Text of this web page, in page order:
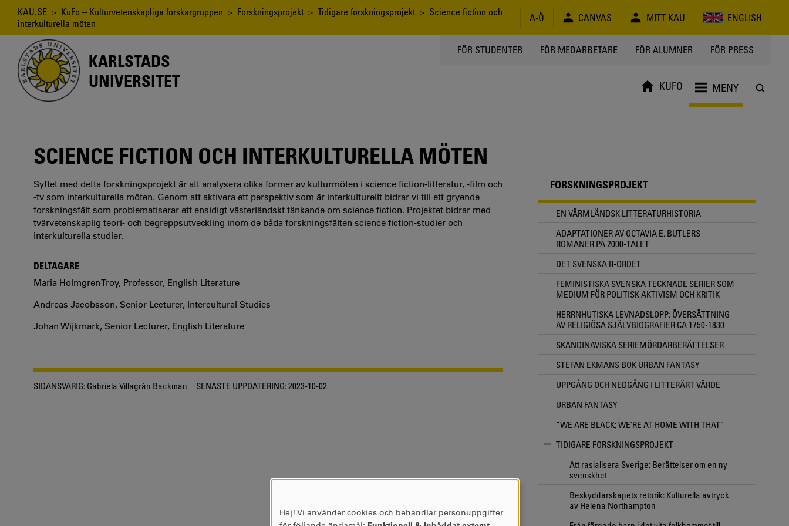
Hoppa
huvudinnehåll
Länkstig
KAU.SE > KuFo – Kulturvetenskapliga forskargruppen > Forskningsprojekt > Tidigare forskningsprojekt > Science fiction och
interkulturella möten
A-Ö CANVAS MITT KAU ENGLISH
KARLSTADS
UNIVERSITET
TOPPMENY
FÖR STUDENTER FÖR MEDARBETARE FÖR ALUMNER FÖR PRESS
KUFO MENY
SCIENCE FICTION OCH INTERKULTURELLA MÖTEN
Syftet med detta forskningsprojekt är att analysera olika former av kulturmöten i science fiction-litteratur, -film och
-tv som interkulturella möten. Genom att aktivera ett perspektiv som är interkulturellt bidrar vi till ett gryende
forskningsfält som problematiserar ett ensidigt västerländskt tänkande om science fiction. Projektet bidrar med
tvärvetenskaplig teori- och begreppsutveckling inom de båda forskningsfälten science fiction-studier och
interkulturella studier.
DELTAGARE
Maria Holmgren Troy, Professor, English Literature
Andreas Jacobsson, Senior Lecturer, Intercultural Studies
Johan Wijkmark, Senior Lecturer, English Literature
SIDANSVARIG: Gabriela Villagrán Backman SENASTE UPPDATERING:2023-10-02
FORSKNINGSPROJEKT
EN VÄRMLÄNDSK LITTERATURHISTORIA
ADAPTATIONER AV OCTAVIA E. BUTLERS
ROMANER PÅ 2000-TALET
DET SVENSKA R-ORDET
FEMINISTISKA SVENSKA TECKNADE SERIER SOM
MEDIUM FÖR POLITISK AKTIVISM OCH KRITIK
HERRNHUTISKA LEVNADSLOPP: ÖVERSÄTTNING
AV RELIGIÖSA SJÄLVBIOGRAFIER CA 1750-1830
SKANDINAVISKA SERIEMÖRDARBERÄTTELSER
STEFAN EKMANS BOK URBAN FANTASY
UPPGÅNG OCH NEDGÅNG I LITTERÄRT VÄRDE
URBAN FANTASY
“WE ARE BLACK; WE’RE AT HOME WITH THAT”
TIDIGARE FORSKNINGSPROJEKT
Att rasialisera Sverige: Berättelser om en ny
svenskhet
Beskyddarskapets retorik: Kulturella avtryck
av Helena Northampton
ANVÄNDNING
Hej! Vi använder cookies och behandlar personuppgifter